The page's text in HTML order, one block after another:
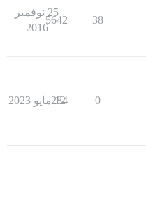
38
5642
25 نوفمبر
2016
0
284
12 مايو 2023